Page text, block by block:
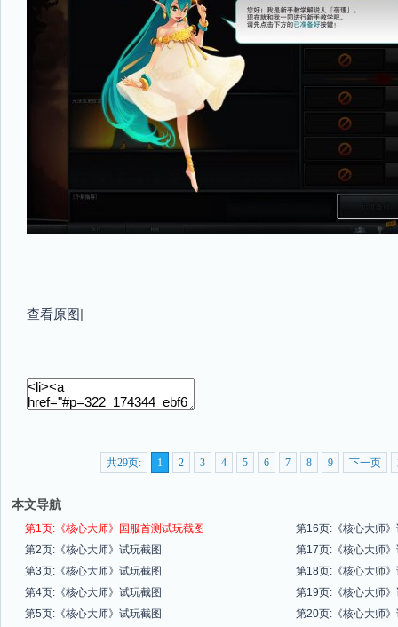
查看原图|
共29页: 1 2 3 4 5 6 7 8 9 下一页
本文导航
第1页:《核心大师》国服首测试玩截图
第16页:《核心大师
第2页:《核心大师》试玩截图
第17页:《核心大师
第3页:《核心大师》试玩截图
第18页:《核心大师
第4页:《核心大师》试玩截图
第19页:《核心大师
第5页:《核心大师》试玩截图
第20页:《核心大师